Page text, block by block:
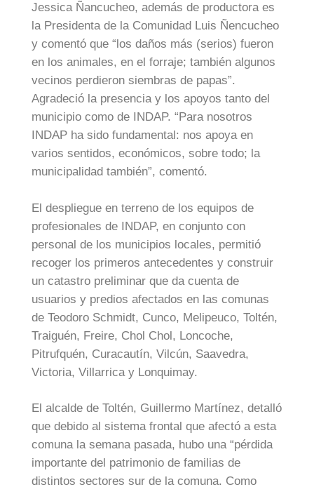
Jessica Ñancucheo, además de productora es
la Presidenta de la Comunidad Luis Ñencucheo
y comentó que “los daños más (serios) fueron
en los animales, en el forraje; también algunos
vecinos perdieron siembras de papas”.
Agradeció la presencia y los apoyos tanto del
municipio como de INDAP. “Para nosotros
INDAP ha sido fundamental: nos apoya en
varios sentidos, económicos, sobre todo; la
municipalidad también”, comentó.
El despliegue en terreno de los equipos de
profesionales de INDAP, en conjunto con
personal de los municipios locales, permitió
recoger los primeros antecedentes y construir
un catastro preliminar que da cuenta de
usuarios y predios afectados en las comunas
de Teodoro Schmidt, Cunco, Melipeuco, Toltén,
Traiguén, Freire, Chol Chol, Loncoche,
Pitrufquén, Curacautín, Vilcún, Saavedra,
Victoria, Villarrica y Lonquimay.
El alcalde de Toltén, Guillermo Martínez, detalló
que debido al sistema frontal que afectó a esta
comuna la semana pasada, hubo una “pérdida
importante del patrimonio de familias de
distintos sectores sur de la comuna. Como